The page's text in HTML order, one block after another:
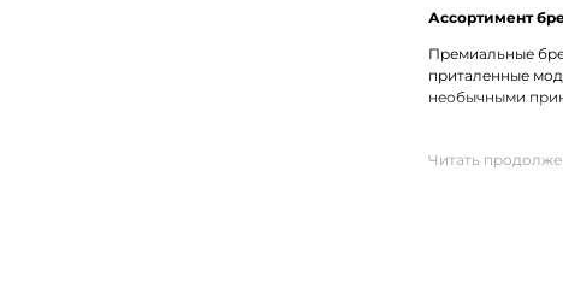
Ассортимент
Премиальные
приталенные
необычными
На нашем сайте